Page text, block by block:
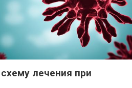
лечения при